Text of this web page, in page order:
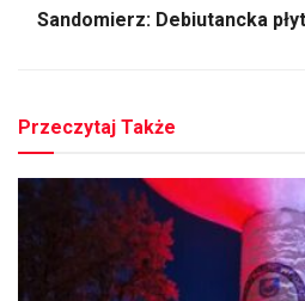
Sandomierz: Debiutancka
Przeczytaj Także